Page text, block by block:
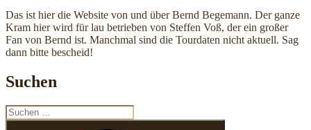
Das ist hier die Website von und über Bernd Begemann. Der ganze
Kram hier wird für lau betrieben von Steffen Voß, der ein großer
Fan von Bernd ist. Manchmal sind die Tourdaten nicht aktuell. Sag
dann bitte bescheid!
Suchen
Suche
nach: